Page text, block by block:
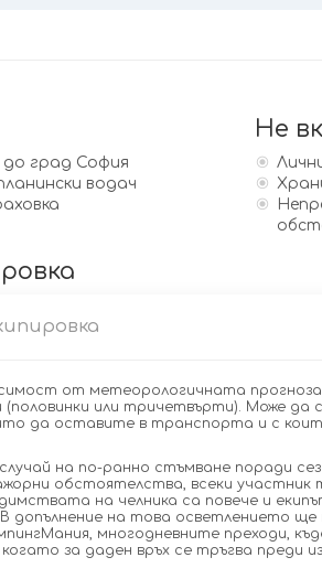
град София
водач
Не
от метеорологичната
или тричетвърти). Може да
да оставите в транспорта и с
на по-ранно стъмване поради
обстоятелства, всеки участник
на челника са повече и
В допълнение на това осветлението
многодневните преходи,
за даден връх се тръгва преди